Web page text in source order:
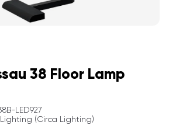
38 Floor Lamp
LED927
Lighting (Circa Lighting)